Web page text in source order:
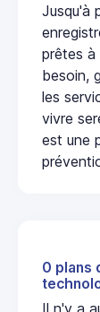
Jusqu'à
prêtes à
besoin,
les
vivre
est une
0 plans
Il n'y a